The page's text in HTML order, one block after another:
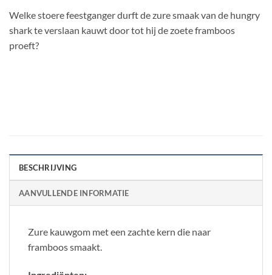
Welke stoere feestganger durft de zure smaak van de hungry
shark te verslaan kauwt door tot hij de zoete framboos
proeft?
BESCHRIJVING
AANVULLENDE INFORMATIE
Zure kauwgom met een zachte kern die naar
framboos smaakt.